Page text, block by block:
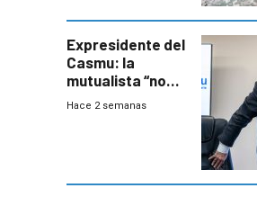
seguridad
Expresidente del
Casmu: la
mutualista “no
está para pagar”
Hace 2 semanas